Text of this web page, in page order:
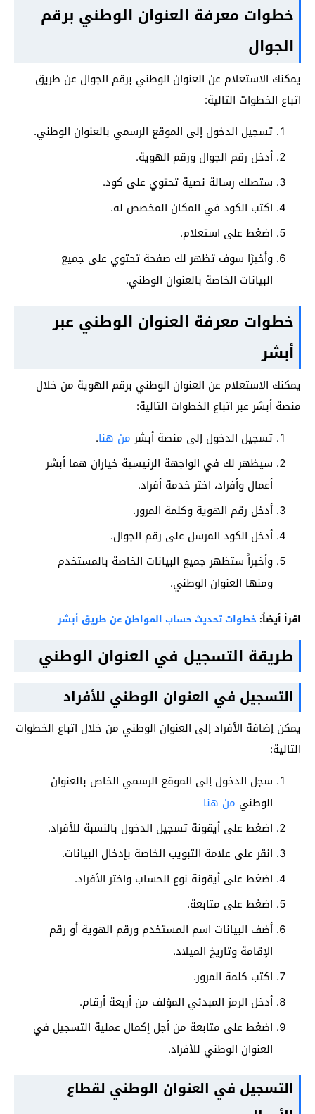
خطوات معرفة العنوان الوطني برقم
الجوال
يمكنك الاستعلام عن العنوان الوطني برقم الجوال عن طريق
اتباع الخطوات التالية:
تسجيل الدخول إلى الموقع الرسمي بالعنوان الوطني.
أدخل رقم الجوال ورقم الهوية.
ستصلك رسالة نصية تحتوي على كود.
اكتب الكود في المكان المخصص له.
اضغط على استعلام.
وأخيرًا سوف تظهر لك صفحة تحتوي على جميع
البيانات الخاصة بالعنوان الوطني.
خطوات معرفة العنوان الوطني عبر
أبشر
يمكنك الاستعلام عن العنوان الوطني برقم الهوية من خلال
منصة أبشر عبر اتباع الخطوات التالية:
تسجيل الدخول إلى منصة أبشر من هنا.
سيظهر لك في الواجهة الرئيسية خياران هما أبشر
أعمال وأفراد، اختر خدمة أفراد.
أدخل رقم الهوية وكلمة المرور.
أدخل الكود المرسل على رقم الجوال.
وأخيراً ستظهر جميع البيانات الخاصة بالمستخدم
ومنها العنوان الوطني.
اقرأ أيضاً: خطوات تحديث حساب المواطن عن طريق أبشر
طريقة التسجيل في العنوان الوطني
التسجيل في العنوان الوطني للأفراد
يمكن إضافة الأفراد إلى العنوان الوطني من خلال اتباع الخطوات
التالية:
سجل الدخول إلى الموقع الرسمي الخاص بالعنوان
الوطني من هنا
اضغط على أيقونة تسجيل الدخول بالنسبة للأفراد.
انقر على علامة التبويب الخاصة بإدخال البيانات.
اضغط على أيقونة نوع الحساب واختر الأفراد.
اضغط على متابعة.
أضف البيانات اسم المستخدم ورقم الهوية أو رقم
الإقامة وتاريخ الميلاد.
اكتب كلمة المرور.
أدخل الرمز المبدئي المؤلف من أربعة أرقام.
اضغط على متابعة من أجل إكمال عملية التسجيل في
العنوان الوطني للأفراد.
التسجيل في العنوان الوطني لقطاع